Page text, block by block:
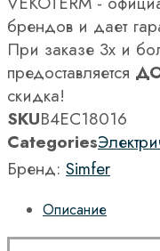
брендов и дает
При заказе 3х и
предоставляется
скидка!
SKUB4EC18016
Categories
Бренд: Simfer
Описание